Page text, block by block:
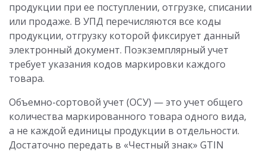
продукции при ее поступлении, отгрузке, списании
или продаже. В УПД перечисляются все коды
продукции, отгрузку которой фиксирует данный
электронный документ. Поэкземплярный учет
требует указания кодов маркировки каждого
товара.
Объемно-сортовой учет (ОСУ) — это учет общего
количества маркированного товара одного вида,
а не каждой единицы продукции в отдельности.
Достаточно передать в «Честный знак» GTIN